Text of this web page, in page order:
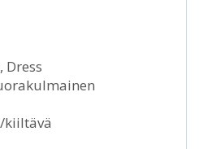
Dress
kiiltävä